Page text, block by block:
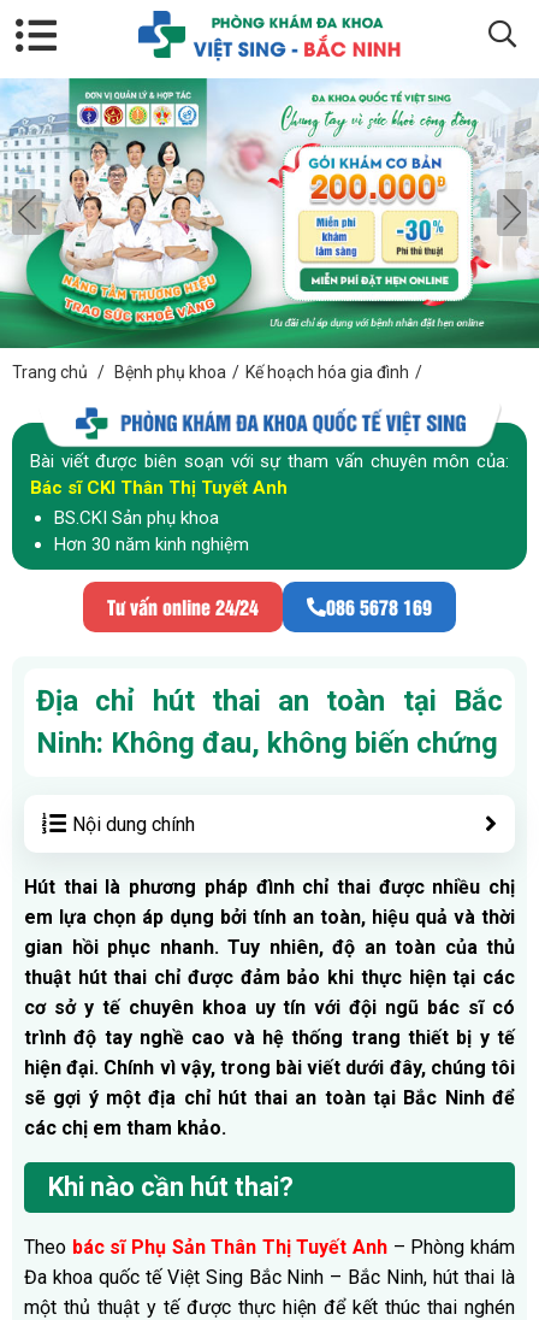
Trang chủ / Bệnh phụ khoa / Kế hoạch hóa gia đình /
Bài viết được biên soạn với sự tham vấn chuyên môn của:
Bác sĩ CKI Thân Thị Tuyết Anh
BS.CKI Sản phụ khoa
Hơn 30 năm kinh nghiệm
Tư vấn online 24/24 086 5678 169
Địa chỉ hút thai an toàn tại Bắc
Ninh: Không đau, không biến chứng
Nội dung chính
Hút thai là phương pháp đình chỉ thai được nhiều chị
em lựa chọn áp dụng bởi tính an toàn, hiệu quả và thời
gian hồi phục nhanh. Tuy nhiên, độ an toàn của thủ
thuật hút thai chỉ được đảm bảo khi thực hiện tại các
cơ sở y tế chuyên khoa uy tín với đội ngũ bác sĩ có
trình độ tay nghề cao và hệ thống trang thiết bị y tế
hiện đại. Chính vì vậy, trong bài viết dưới đây, chúng tôi
sẽ gợi ý một địa chỉ hút thai an toàn tại Bắc Ninh để
các chị em tham khảo.
Khi nào cần hút thai?
Theo bác sĩ Phụ Sản Thân Thị Tuyết Anh – Phòng khám
Đa khoa quốc tế Việt Sing Bắc Ninh – Bắc Ninh, hút thai là
một thủ thuật y tế được thực hiện để kết thúc thai nghén